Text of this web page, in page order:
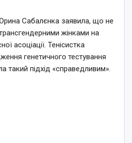
Сабалєнка заявила, що не
жінками на
асоціації. Тенісистка
генетичного тестування
такий підхід «справедливим».